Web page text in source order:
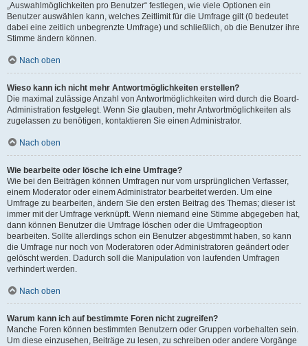
„Auswahlmöglichkeiten pro Benutzer“ festlegen, wie viele Optionen ein
Benutzer auswählen kann, welches Zeitlimit für die Umfrage gilt (0 bedeutet
dabei eine zeitlich unbegrenzte Umfrage) und schließlich, ob die Benutzer ihre
Stimme ändern können.
Nach oben
Wieso kann ich nicht mehr Antwortmöglichkeiten erstellen?
Die maximal zulässige Anzahl von Antwortmöglichkeiten wird durch die Board-
Administration festgelegt. Wenn Sie glauben, mehr Antwortmöglichkeiten als
zugelassen zu benötigen, kontaktieren Sie einen Administrator.
Nach oben
Wie bearbeite oder lösche ich eine Umfrage?
Wie bei den Beiträgen können Umfragen nur vom ursprünglichen Verfasser,
einem Moderator oder einem Administrator bearbeitet werden. Um eine
Umfrage zu bearbeiten, ändern Sie den ersten Beitrag des Themas; dieser ist
immer mit der Umfrage verknüpft. Wenn niemand eine Stimme abgegeben hat,
dann können Benutzer die Umfrage löschen oder die Umfrageoption
bearbeiten. Sollte allerdings schon ein Benutzer abgestimmt haben, so kann
die Umfrage nur noch von Moderatoren oder Administratoren geändert oder
gelöscht werden. Dadurch soll die Manipulation von laufenden Umfragen
verhindert werden.
Nach oben
Warum kann ich auf bestimmte Foren nicht zugreifen?
Manche Foren können bestimmten Benutzern oder Gruppen vorbehalten sein.
Um diese einzusehen, Beiträge zu lesen, zu schreiben oder andere Vorgänge